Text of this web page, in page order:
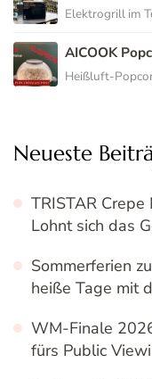
Elektrogrill im
AICOOK
Heißluft-
Neueste
TRISTAR
Lohnt sich das
Sommerferien
heiße Tage mit
WM-Finale
fürs Public